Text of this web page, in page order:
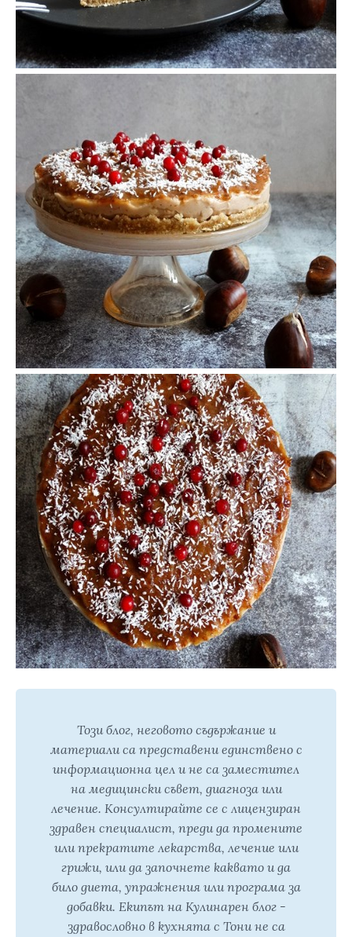
Този блог, неговото съдържание и
материали са представени единствено с
информационна цел и не са заместител
на медицински съвет, диагноза или
лечение. Консултирайте се с лицензиран
здравен специалист, преди да промените
или прекратите лекарства, лечение или
грижи, или да започнете каквато и да
било диета, упражнения или програма за
добавки. Екипът на Кулинарен блог -
здравословно в кухнята с Тони не са